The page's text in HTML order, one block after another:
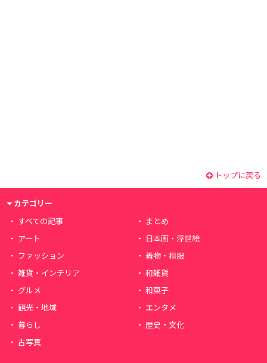
トップに戻る
カテゴリー
すべての記事
まとめ
アート
日本画・浮世絵
ファッション
着物・和服
雑貨・インテリア
和雑貨
グルメ
和菓子
観光・地域
エンタメ
暮らし
歴史・文化
古写真